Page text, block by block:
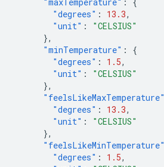
"degrees" : 13.3,
"unit" :
"CELSIUS"
},
"minTemperature" :
{
"degrees" : 1.5,
"unit" :
"CELSIUS"
},
"feelsLikeMaxTemperature"
"degrees" : 13.3,
"unit" :
"CELSIUS"
},
"feelsLikeMinTemperature"
"degrees" : 1.5,